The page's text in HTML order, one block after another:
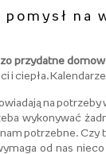
na
przydatne
i ciepła.
na potrzeby
wykonywać
potrzebne. Czy
od nas